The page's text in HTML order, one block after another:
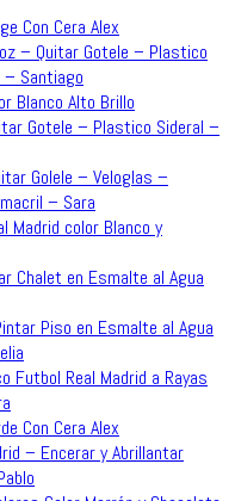
Con Cera Alex
– Quitar Gotele – Plastico
– Santiago
Blanco Alto Brillo
Gotele – Plastico Sideral –
Golele – Veloglas –
– Sara
Madrid color Blanco y
Chalet en Esmalte al Agua
Piso en Esmalte al Agua
Futbol Real Madrid a Rayas
Con Cera Alex
– Encerar y Abrillantar